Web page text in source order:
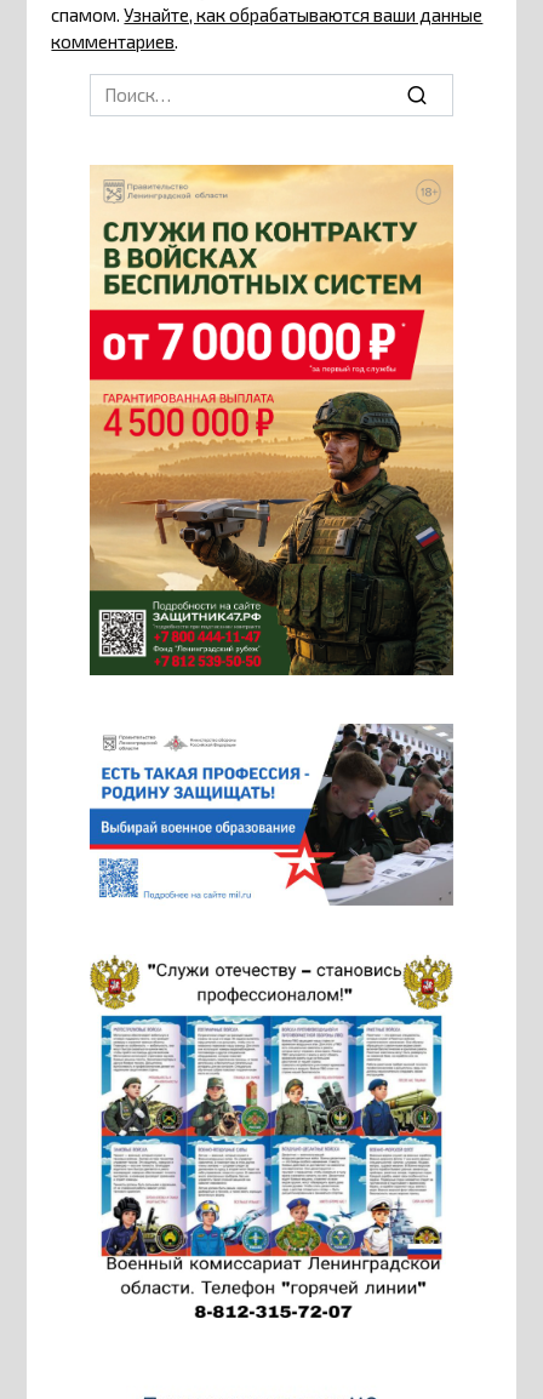
спамом.Узнайте, как обрабатываются ваши данные
комментариев.
Search
for: